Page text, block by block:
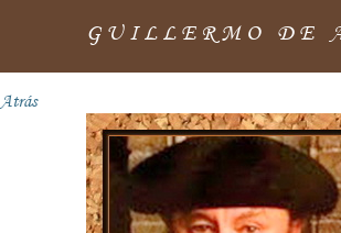
GUILLERMO DE
Atrás